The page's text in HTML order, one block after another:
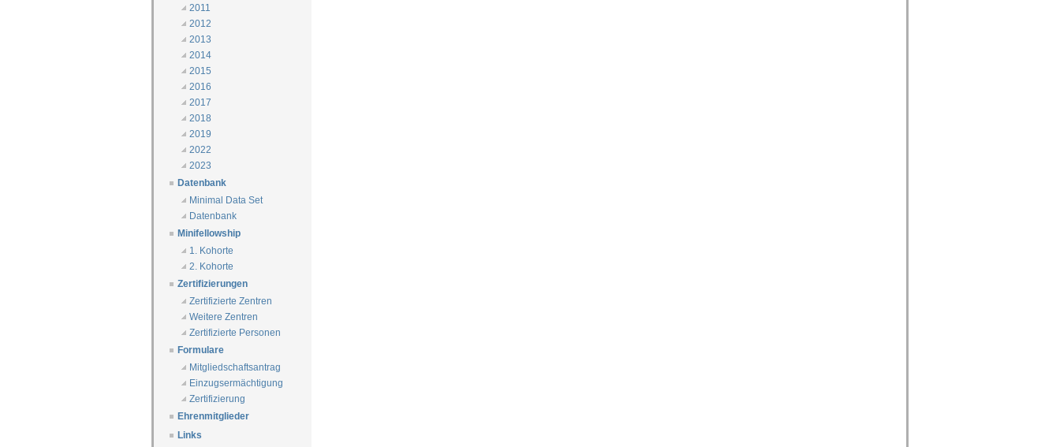
2011
2012
2013
2014
2015
2016
2017
2018
2019
2022
2023
Datenbank
Minimal Data Set
Datenbank
Minifellowship
1. Kohorte
2. Kohorte
Zertifizierungen
Zertifizierte Zentren
Weitere Zentren
Zertifizierte Personen
Formulare
Mitgliedschaftsantrag
Einzugsermächtigung
Zertifizierung
Ehrenmitglieder
Links